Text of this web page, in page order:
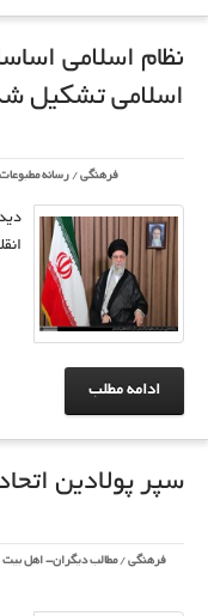
نظام اسلامی
اسلامی تشکیل
فرهنگی / رسانه مطبوعات
ادامه مطلب
سپر پولادین
فرهنگی /مطالب دیگران- اهل بیت